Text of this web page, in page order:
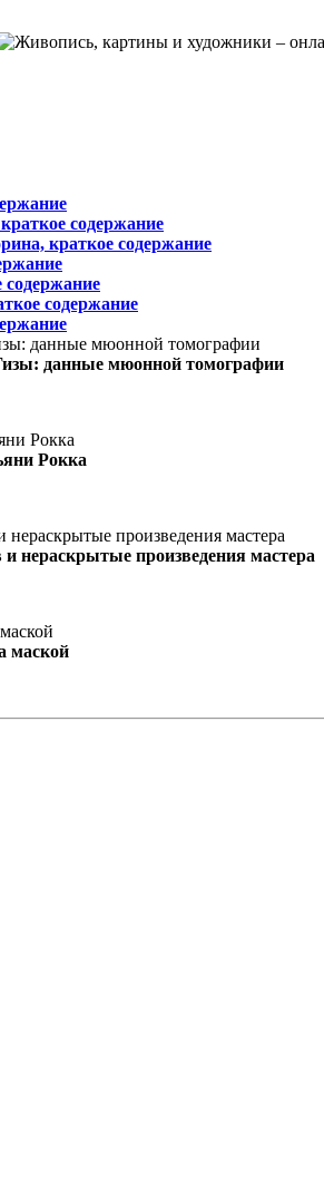
содержание
краткое содержание
содержание
данные мюонной томографии
Рокка
нераскрытые произведения мастера
маской